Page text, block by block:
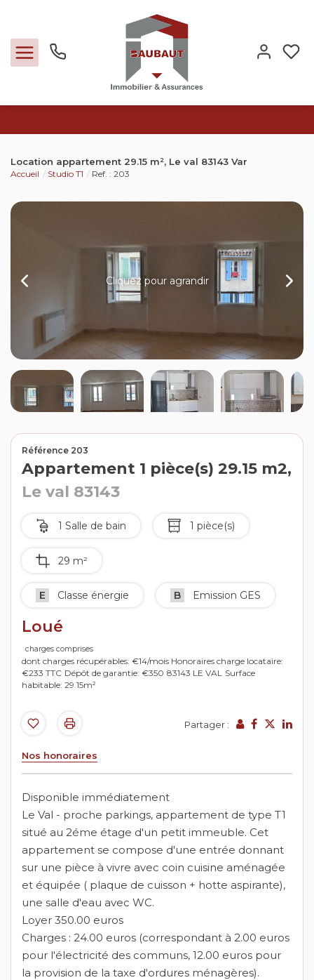
Locations
Nos métiers
Contact
Extranet
Estimation
Avis clients
Location appartement 29.15 m², Le val 83143 Var
Accueil Studio T1 Ref. : 203
Cliquez pour agrandir
Référence 203
Appartement 1 pièce(s) 29.15 m2,
Le val 83143
1 Salle de bain 1 pièce(s)
29 m²
E Classe énergie B Emission GES
Loué
charges comprises
dont charges récupérables: €14/mois Honoraires charge locataire:
€233 TTC Dépôt de garantie: €350 83143 LE VAL
Surface
habitable: 29.15m²
Partager :
Nos honoraires
Disponible immédiatement
Le Val - proche parkings, appartement de type T1
situé au 2éme étage d'un petit immeuble. Cet
appartement se compose d'une entrée donnant
sur une pièce à vivre avec coin cuisine aménagée
et équipée ( plaque de cuisson + hotte aspirante),
une salle d'eau avec WC.
Loyer 350.00 euros
Charges : 24.00 euros (correspondant à 2.00 euros
pour l'électricité des communs, 12.00 euros pour
la provision de la taxe d'ordures ménagères).